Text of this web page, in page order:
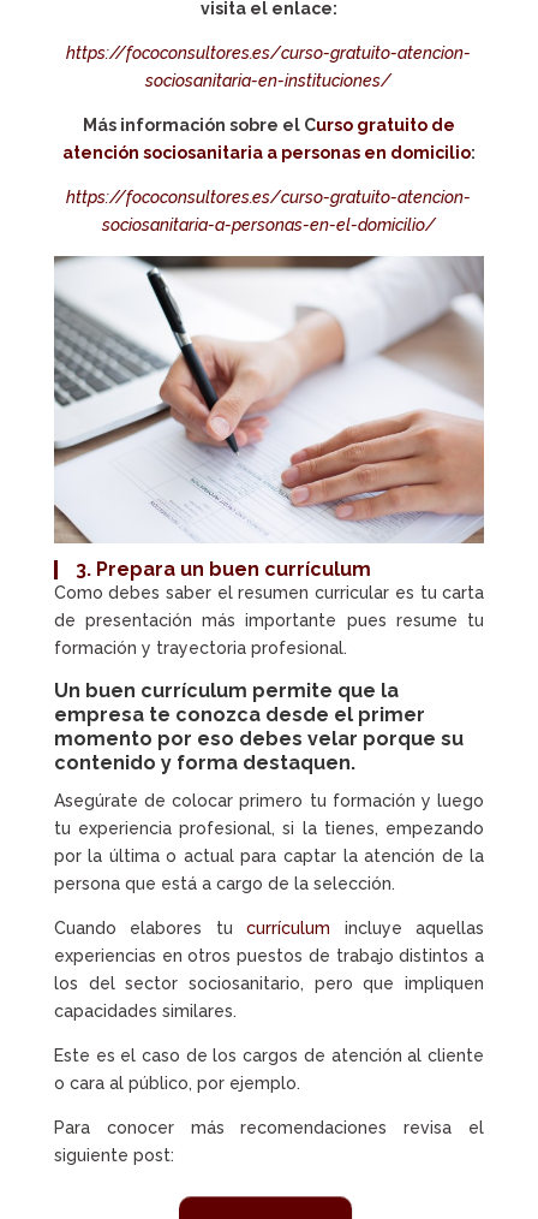
visita el enlace:
https://fococonsultores.es/curso-gratuito-atencion-
sociosanitaria-en-instituciones/
Más información sobre el Curso gratuito de
atención sociosanitaria a personas en domicilio:
https://fococonsultores.es/curso-gratuito-atencion-
sociosanitaria-a-personas-en-el-domicilio/
3. Prepara un buen currículum
Como debes saber el resumen curricular es tu carta
de presentación más importante pues resume tu
formación y trayectoria profesional.
Un buen currículum permite que la
empresa te conozca desde el primer
momento por eso debes velar porque su
contenido y forma destaquen.
Asegúrate de colocar primero tu formación y luego
tu experiencia profesional, si la tienes, empezando
por la última o actual para captar la atención de la
persona que está a cargo de la selección.
Cuando elabores tucurrículum incluye aquellas
experiencias en otros puestos de trabajo distintos a
los del sector sociosanitario, pero que impliquen
capacidades similares.
Este es el caso de los cargos de atención al cliente
o cara al público, por ejemplo.
Para conocer más recomendaciones revisa el
siguiente post: